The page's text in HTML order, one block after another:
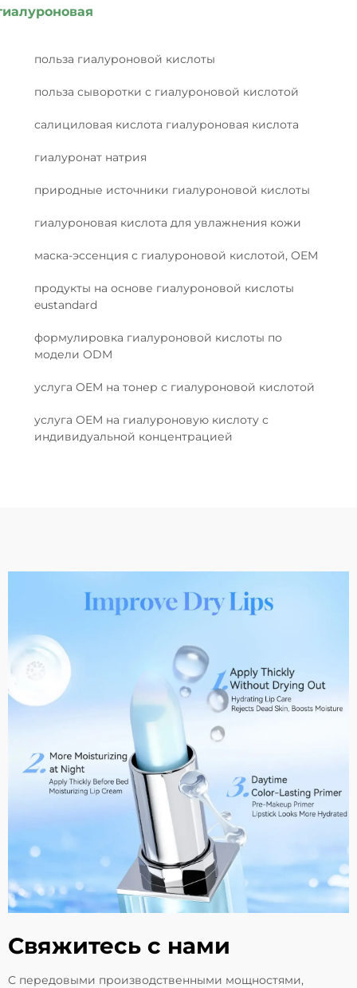
польза гиалуроновой кислоты
польза сыворотки с гиалуроновой кислотой
салициловая кислота гиалуроновая кислота
гиалуронат натрия
природные источники гиалуроновой кислоты
гиалуроновая кислота для увлажнения кожи
маска-эссенция с гиалуроновой кислотой, OEM
продукты на основе гиалуроновой кислоты
eustandard
формулировка гиалуроновой кислоты по
модели ODM
услуга OEM на тонер с гиалуроновой кислотой
услуга OEM на гиалуроновую кислоту с
индивидуальной концентрацией
Свяжитесь с нами
С передовыми производственными мощностями,